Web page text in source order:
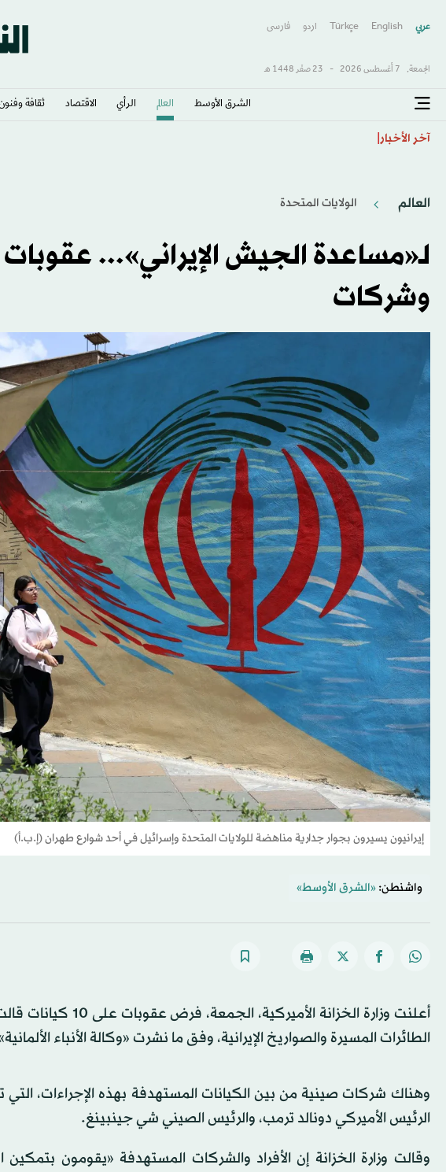
عربي English
Türkçe اردو فارسى
الجمعة, 7 أغسطس 2026 - 23 صفَر 1448 هـ
الشرق الأوسط​ العالم الرأي الاقتصاد ثقافة
آخر الأخبار
العالم الولايات المتحدة​
لـ«مساعدة الجيش الإيراني»...
وشركات
إيرانيون يسيرون بجوار جدارية مناهضة للولايات المتحدة وإسرائيل في أحد شوارع طهران (إ.ب.أ)
واشنطن: «الشرق الأوسط»
أعلنت وزارة الخزانة
الطائرات المسيرة والصواريخ الإيرانية، وفق ما نشرت «وكالة الأنباء
وهناك شركات صينية من بين الكيانات المستهدفة بهذه الإجراءات، التي
الرئيس الأميركي دونالد ترمب، والرئيس الصيني شي جينبينغ.
وقالت وزارة الخزانة إن الأفراد والشركات المستهدفة «يقومون بتمكين